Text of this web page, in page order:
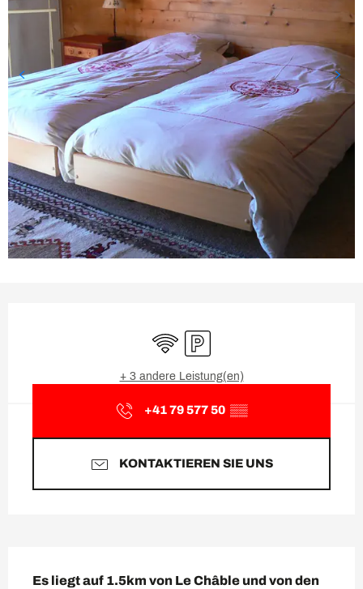
Wi-Fi Parkplatz
+ 3 andere Leistung(en)
+41 79 577 50 ▒▒
KONTAKTIEREN SIE UNS
Es liegt auf 1.5km von Le Châble und von den